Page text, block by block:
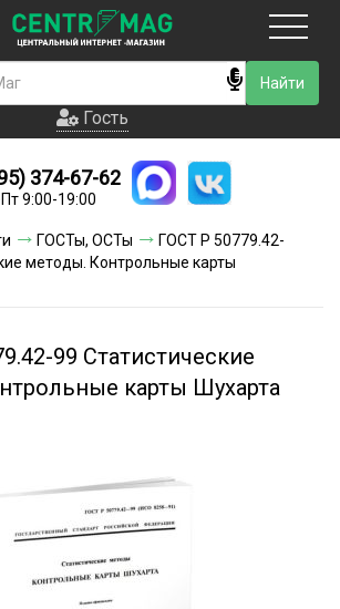
Гость
Новинки
Условия доставки
Гость
374-67-62
9:00-19:00
ГОСТы, ОСТы
ГОСТ Р 50779.42-
методы. Контрольные карты
99 Статистические
карты Шухарта